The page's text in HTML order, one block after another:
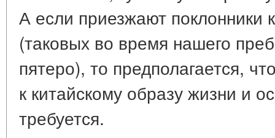
А если приезжают поклонники
(таковых во время нашего
пятеро), то предполагается,
к китайскому образу жизни и
требуется.